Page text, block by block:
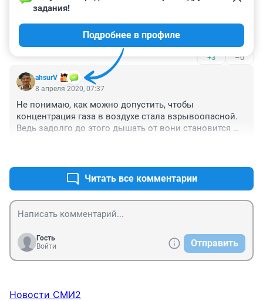
После прочтения первый вопрос, который приходит в
голову - кто и с какой целью изготавливал
газовоздушную смесь?
+3 –0
аhsurV
задания!
Подробнее в профиле
8 апреля 2020, 07:37
Не понимаю, как можно допустить, чтобы
концентрация газа в воздухе стала взрывоопасной.
Ведь задолго до этого дышать от вони становится
Читать все комментарии
Гость
Войти
Отправить
Новости СМИ2